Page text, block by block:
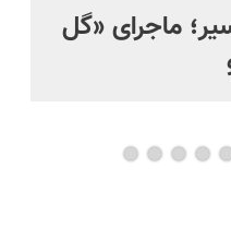
ماجرای «گل